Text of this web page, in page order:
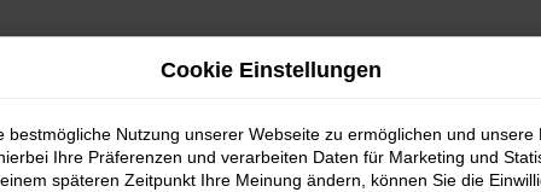
Cookie Einstellungen
bestmögliche Nutzung unserer Webseite zu ermöglichen und unsere
Ihre Präferenzen und verarbeiten Daten für Marketing und
späteren Zeitpunkt Ihre Meinung ändern, können Sie die